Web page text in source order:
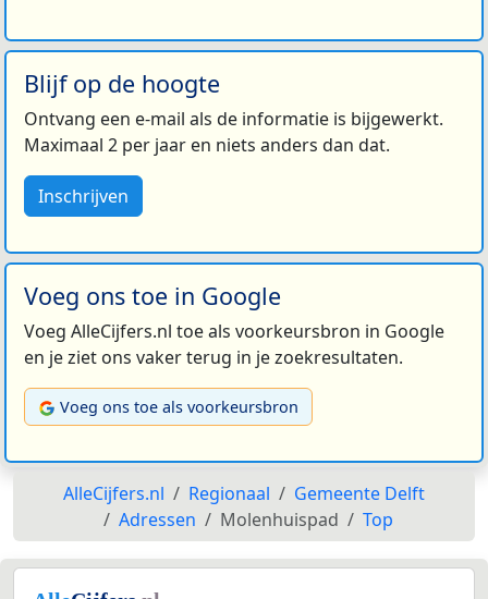
Blijf op de hoogte
Ontvang een e-mail als de informatie is bijgewerkt.
Maximaal 2 per jaar en niets anders dan dat.
Inschrijven
Voeg ons toe in Google
Voeg AlleCijfers.nl toe als voorkeursbron in Google
en je ziet ons vaker terug in je zoekresultaten.
Voeg ons toe als voorkeursbron
AlleCijfers.nl Regionaal
Gemeente Delft
Adressen
Molenhuispad Top